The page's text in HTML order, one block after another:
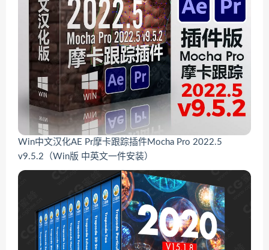
Win中文汉化AE Pr摩卡跟踪插件Mocha Pro 2022.5
v9.5.2（Win版 中英文一件安装）